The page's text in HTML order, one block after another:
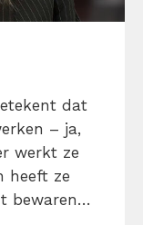
dat
– ja,
werkt ze
heeft ze
bewaren